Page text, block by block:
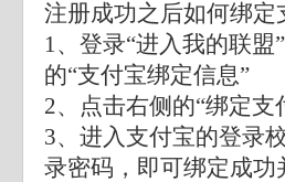
注册成功之后如何绑定
1、登录“进入我的联盟
的“支付宝绑定信息”
2、点击右侧的“绑定支
3、进入支付宝的登录
录密码，即可绑定成